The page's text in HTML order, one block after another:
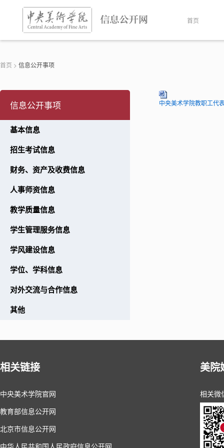
首页
首页 > 信息公开事项
信息公开事项
基本信息
招生考试信息
财务、资产及收费信息
人事师资信息
教学质量信息
学生管理服务信息
学风建设信息
学位、学科信息
对外交流与合作信息
其他
中央美术学院教职工代
相关链接
中央美术学院官网
教育部信息公开网
北京市信息公开网
中华人民共和国人民政府信息公开网
美院
相关微